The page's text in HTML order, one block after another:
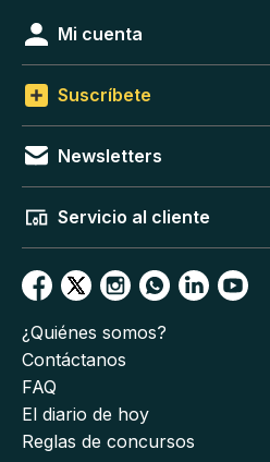
Mi cuenta
Suscríbete
Newsletters
Servicio al cliente
¿Quiénes somos?
Contáctanos
FAQ
El diario de hoy
Reglas de concursos